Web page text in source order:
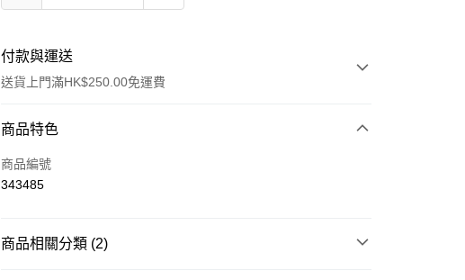
付款與運送
送貨上門滿HK$250.00免運費
付款方式
信用卡
商品特色
商品編號
343485
商品相關分類 (2)